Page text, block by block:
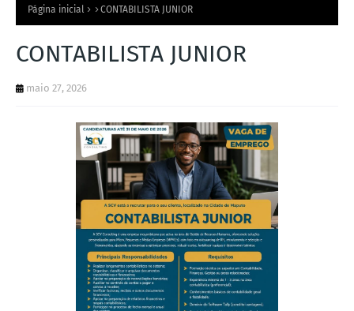
V
G
Página inicial CONTABILISTA JUNIOR
CONTABILISTA JUNIOR
maio 27, 2026